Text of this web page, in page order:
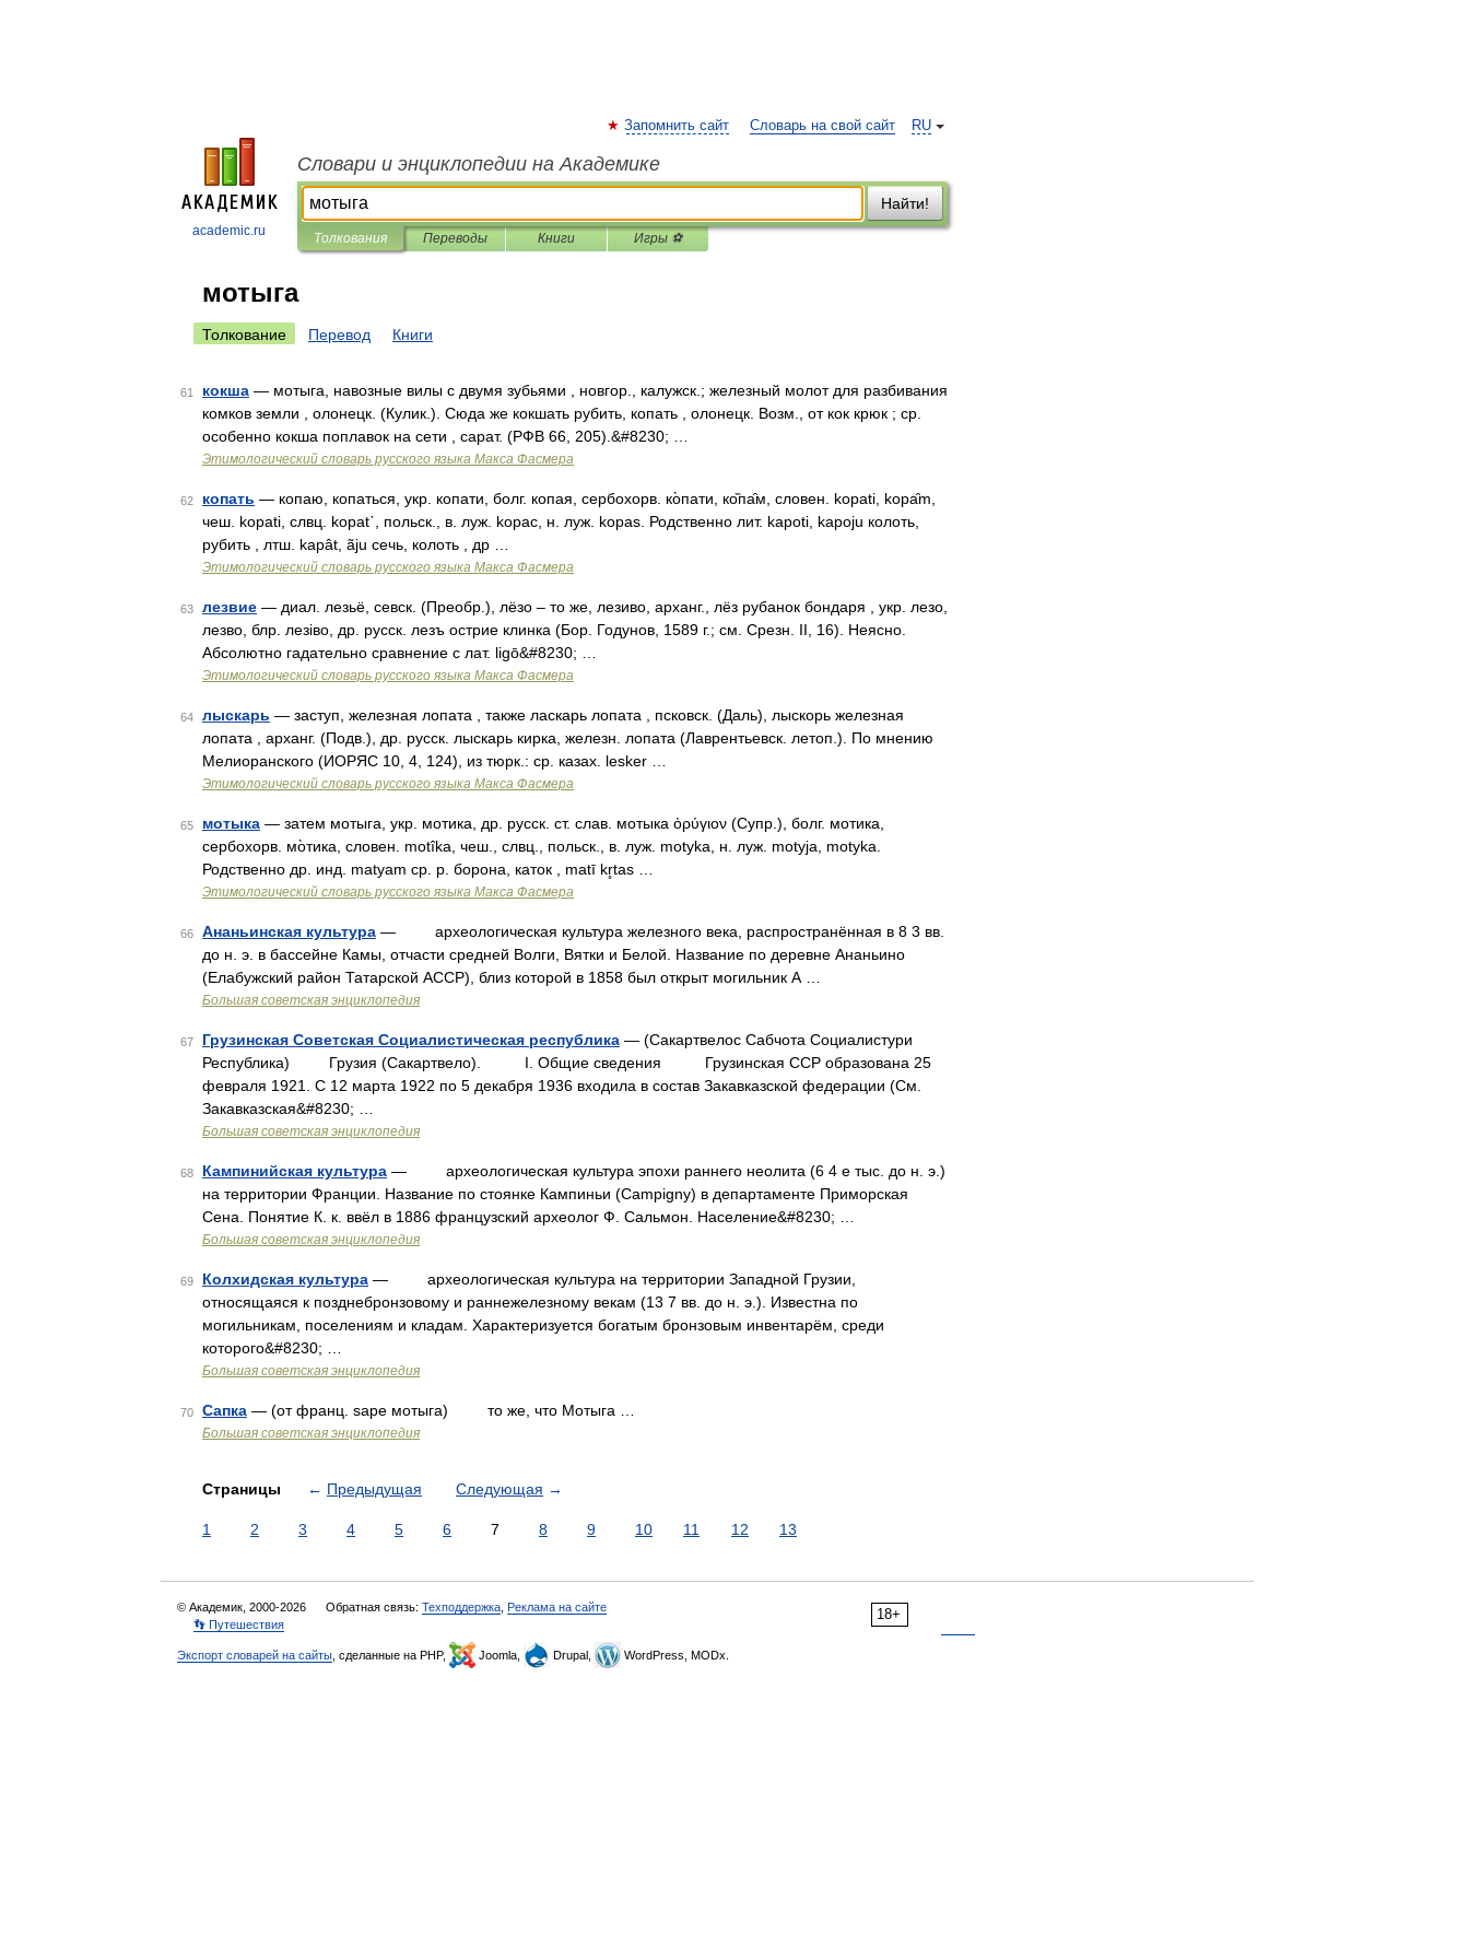
academic.ru
RU
Запомнить сайт Словарь на свой сайт
Словари и энциклопедии на Академике
Найти!
Толкования Переводы Книги Игры ⚽
мотыга
Толкование Перевод Книги
61 кокша — мотыга, навозные вилы с двумя зубьями , новгор., калужск.; железный молот для разбивания
комков земли , олонецк. (Кулик.). Сюда же кокшать рубить, копать , олонецк. Возм., от кок крюк ; ср.
особенно кокша поплавок на сети , сарат. (РФВ 66, 205).&#8230; …
Этимологический словарь русского языка Макса Фасмера
62 копать — копаю, копаться, укр. копати, болг. копая, сербохорв. ко̀пати, ко̏па̑м, словен. kopati, kора̑m,
чеш. kораti, слвц. kораt᾽, польск., в. луж. kорас, н. луж. kораs. Родственно лит. kapoti, kapoju колоть,
рубить , лтш. kapât, ãju сечь, колоть , др …
Этимологический словарь русского языка Макса Фасмера
63 лезвие — диал. лезьё, севск. (Преобр.), лёзо – то же, лезиво, арханг., лёз рубанок бондаря , укр. лезо,
лезво, блр. лезiво, др. русск. лезъ острие клинка (Бор. Годунов, 1589 г.; см. Срезн. II, 16). Неясно.
Абсолютно гадательно сравнение с лат. ligō&#8230; …
Этимологический словарь русского языка Макса Фасмера
64 лыскарь — заступ, железная лопата , также ласкарь лопата , псковск. (Даль), лыскорь железная
лопата , арханг. (Подв.), др. русск. лыскарь кирка, железн. лопата (Лаврентьевск. летоп.). По мнению
Мелиоранского (ИОРЯС 10, 4, 124), из тюрк.: ср. казах. lesker …
Этимологический словарь русского языка Макса Фасмера
65 мотыка — затем мотыга, укр. мотика, др. русск. ст. слав. мотыка ὀρύγιον (Супр.), болг. мотика,
сербохорв. мо̀тика, словен. motîka, чеш., слвц., польск., в. луж. mоtуkа, н. луж. motyja, motyka.
Родственно др. инд. matyam ср. р. борона, каток , matī kr̥tas …
Этимологический словарь русского языка Макса Фасмера
66 Ананьинская культура — археологическая культура железного века, распространённая в 8 3 вв.
до н. э. в бассейне Камы, отчасти средней Волги, Вятки и Белой. Название по деревне Ананьино
(Елабужский район Татарской АССР), близ которой в 1858 был открыт могильник А …
Большая советская энциклопедия
67 Грузинская Советская Социалистическая республика — (Сакартвелос Сабчота Социалистури
Республика) Грузия (Сакартвело). I. Общие сведения Грузинская ССР образована 25
февраля 1921. С 12 марта 1922 по 5 декабря 1936 входила в состав Закавказской федерации (См.
Закавказская&#8230; …
Большая советская энциклопедия
68 Кампинийская культура — археологическая культура эпохи раннего неолита (6 4 е тыс. до н. э.)
на территории Франции. Название по стоянке Кампиньи (Campigny) в департаменте Приморская
Сена. Понятие К. к. ввёл в 1886 французский археолог Ф. Сальмон. Население&#8230; …
Большая советская энциклопедия
69 Колхидская культура — археологическая культура на территории Западной Грузии,
относящаяся к позднебронзовому и раннежелезному векам (13 7 вв. до н. э.). Известна по
могильникам, поселениям и кладам. Характеризуется богатым бронзовым инвентарём, среди
которого&#8230; …
Большая советская энциклопедия
70 Сапка — (от франц. sape мотыга) то же, что Мотыга …
Большая советская энциклопедия
Страницы ← Предыдущая Следующая →
1 2 3 4 5 6 7 8 9 10 11 12 13
18+
© Академик, 2000-2026 Обратная связь: Техподдержка Реклама на сайте
👣 Путешествия
Экспорт словарей на сайты , сделанные на PHP, Joomla, Drupal, WordPress, MODx.